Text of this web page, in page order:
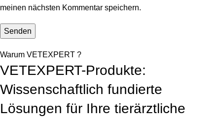
meinen nächsten Kommentar speichern.
Warum VETEXPERT ?
VETEXPERT-Produkte:
Wissenschaftlich fundierte
Lösungen für Ihre tierärztliche